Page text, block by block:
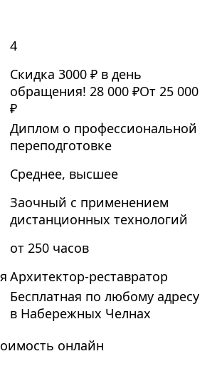
4
Скидка 3000 ₽ в день
обращения! 28 000 ₽От 25 000
₽
Диплом о профессиональной
переподготовке
Среднее, высшее
Заочный с применением
дистанционных технологий
от 250 часов
Архитектор-реставратор
Бесплатная по любому адресу
в Набережных Челнах
онлайн